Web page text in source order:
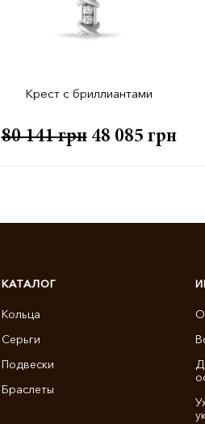
Крест с бриллиантами
80 141грн 48 085 грн
КАТАЛОГ
Кольца
Серьги
Подвески
Браслеты